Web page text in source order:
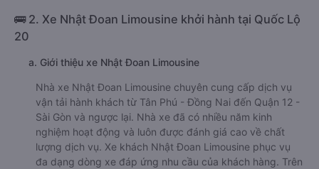
🚌 2. Xe Nhật Đoan Limousine khởi hành tại Quốc Lộ
20
a. Giới thiệu xe Nhật Đoan Limousine
Nhà xe Nhật Đoan Limousine chuyên cung cấp dịch vụ
vận tải hành khách từ Tân Phú - Đồng Nai đến Quận 12 -
Sài Gòn và ngược lại. Nhà xe đã có nhiều năm kinh
nghiệm hoạt động và luôn được đánh giá cao về chất
lượng dịch vụ. Xe khách Nhật Đoan Limousine phục vụ
đa dạng dòng xe đáp ứng nhu cầu của khách hàng. Trên